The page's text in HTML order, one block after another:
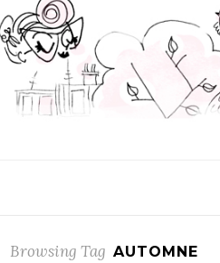
Browsing Tag AUTOMNE